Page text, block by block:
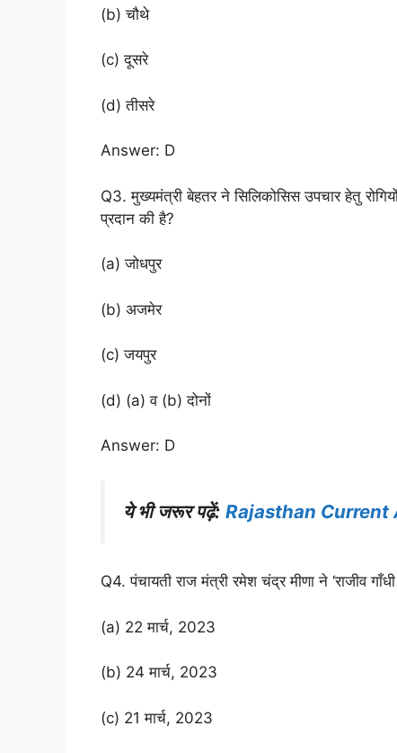
(b) चौथे
(c) दूसरे
(d) तीसरे
Answer: D
Q3. मुख्यमंत्री बेहतर ने सिलिकोसिस उपचार हेतु
प्रदान की है?
(a) जोधपुर
(b) अजमेर
(c) जयपुर
(d) (a) व (b) दोनों
Answer: D
ये भी जरूर पढ़ें: Rajasthan Current
Q4. पंचायती राज मंत्री रमेश चंद्र मीणा ने ‘राजीव
(a) 22 मार्च, 2023
(b) 24 मार्च, 2023
(c) 21 मार्च, 2023